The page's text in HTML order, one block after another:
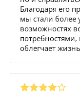
Благодаря его
мы стали
возможностях
потребностями,
облегчает